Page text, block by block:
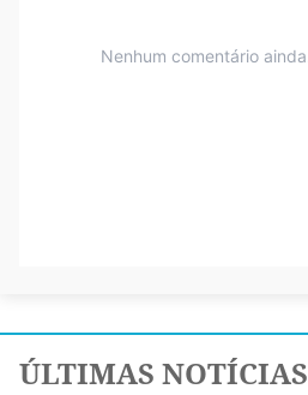
ÚLTIMAS NOTÍCIAS